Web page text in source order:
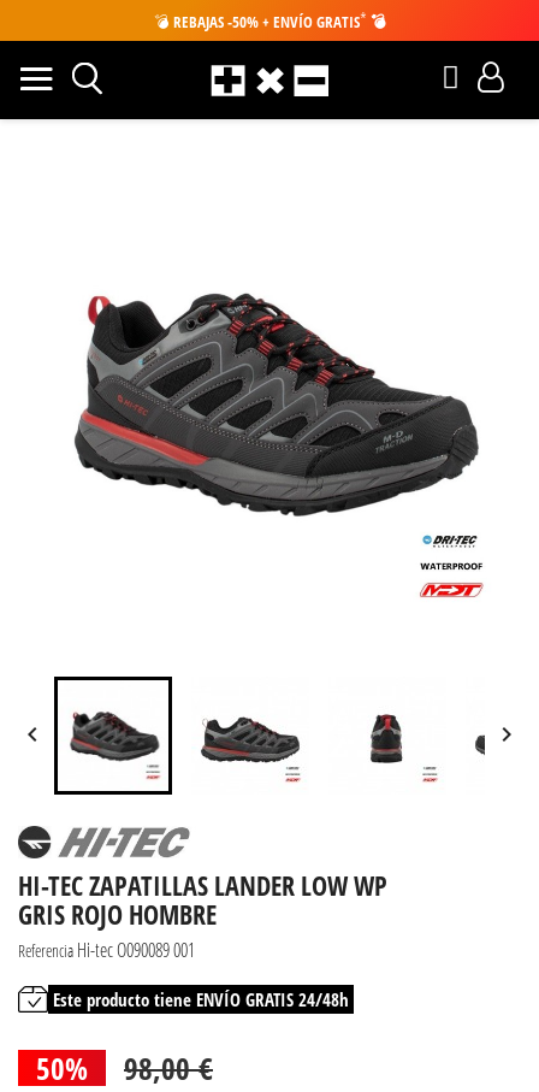
💣 REBAJAS -50% + ENVÍO GRATIS* 💣
 
HI-TEC ZAPATILLAS LANDER LOW WP
GRIS ROJO HOMBRE
Referencia Hi-tec O090089 001
Este producto tiene ENVÍO GRATIS 24/48h
50% 98,00 €